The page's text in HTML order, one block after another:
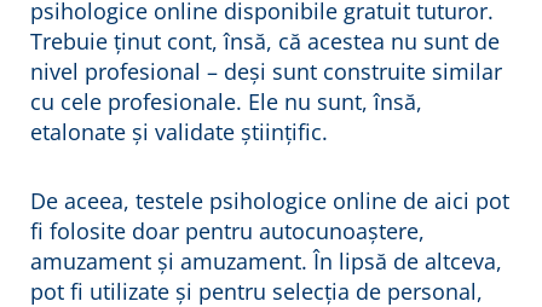
psihologice online disponibile gratuit tuturor.
Trebuie ținut cont, însă, că acestea nu sunt de
nivel profesional – deși sunt construite similar
cu cele profesionale. Ele nu sunt, însă,
etalonate și validate științific.
De aceea, testele psihologice online de aici pot
fi folosite doar pentru autocunoaștere,
amuzament și amuzament. În lipsă de altceva,
pot fi utilizate și pentru selecția de personal,